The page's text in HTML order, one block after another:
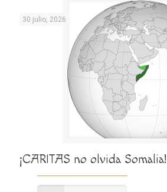
30 julio, 2026
¡CARITAS no olvida Somalia!